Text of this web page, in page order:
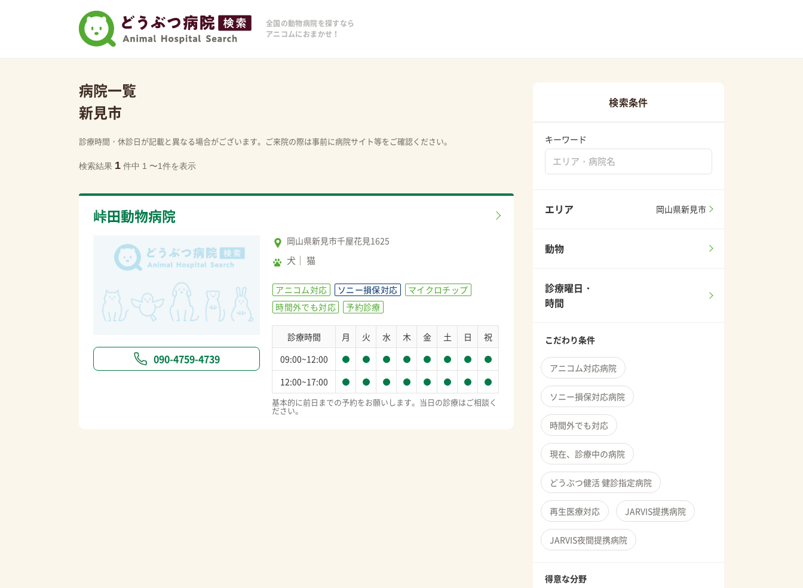
全国の動物病院を探すなら
アニコムにおまかせ！
病院一覧
新見市
診療時間・休診日が記載と異なる場合がございます。ご来院の際は事前に病院サイト等をご確認ください。
検索結果 1 件中 1 〜1件を表示
峠田動物病院
090-4759-4739
岡山県新見市千屋花見1625
犬 猫
アニコム対応 ソニー損保対応
マイクロチップ
時間外でも対応
予約診療
診療時間 月 火 水 木 金 土 日
祝
09:00~12:00
12:00~17:00
基本的に前日までの予約をお願いします。当日の診療はご相談く
ださい。
検索条件
キーワード
エリア 岡山県新見市
動物
診療曜日・
時間
こだわり条件
アニコム対応病院
ソニー損保対応病院
時間外でも対応
現在、診療中の病院
どうぶつ健活 健診指定病院
再生医療対応 JARVIS提携病院
JARVIS夜間提携病院
得意な分野